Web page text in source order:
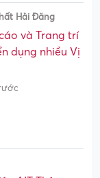
Hải Đăng
và Trang trí
dụng nhiều Vị